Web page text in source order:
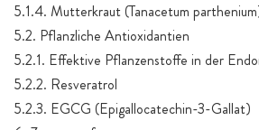
5.1.4. Mutterkraut (Tanacetum
5.2. Pflanzliche Antioxidantien
5.2.1. Effektive Pflanzenstoffe in der
5.2.2. Resveratrol
5.2.3. EGCG (Epigallocatechin-3-Gallat)